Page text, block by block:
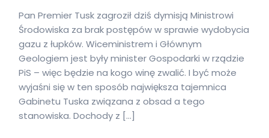
Pan Premier Tusk zagroził dziś dymisją Ministrowi
Środowiska za brak postępów w sprawie wydobycia
gazu z łupków. Wiceministrem i Głównym
Geologiem jest były minister Gospodarki w rządzie
PiS – więc będzie na kogo winę zwalić. I być może
wyjaśni się w ten sposób największa tajemnica
Gabinetu Tuska związana z obsad a tego
stanowiska. Dochody z […]